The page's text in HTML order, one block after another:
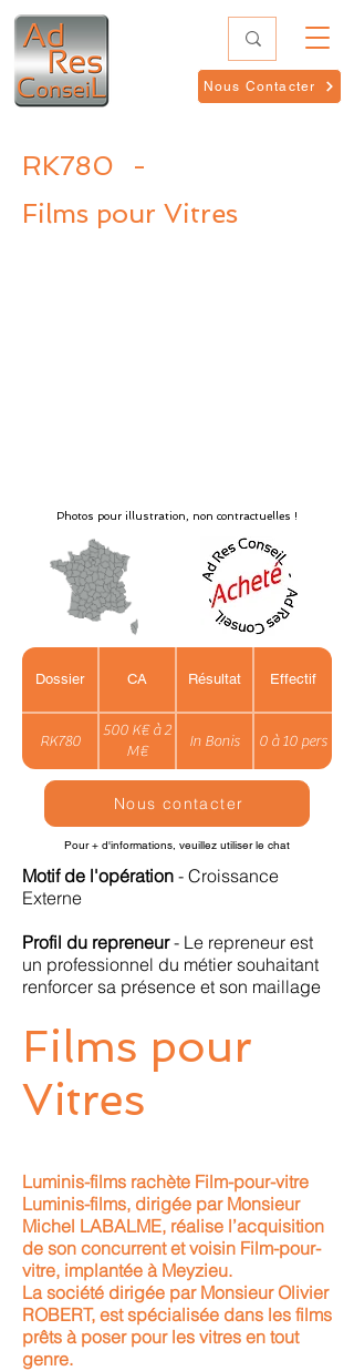
Nous Contacter
RK780
-
Films pour Vitres
Photos pour illustration, non contractuelles !
Dossier CA Résultat Effectif
RK780
500 K€ à 2
M€
In Bonis 0 à 10 pers
Nous contacter
Pour + d'informations, veuillez utiliser le chat
Motif de l'opération - Croissance
Externe
Profil du repreneur- Le repreneur est
un professionnel du métier souhaitant
renforcer sa présence et son maillage
Films pour
Vitres
Luminis-films rachète Film-pour-vitre
Luminis-films, dirigée par Monsieur
Michel LABALME, réalise l’acquisition
de son concurrent et voisin Film-pour-
vitre, implantée à Meyzieu.
La société dirigée par Monsieur Olivier
ROBERT, est spécialisée dans les films
prêts à poser pour les vitres en tout
genre.